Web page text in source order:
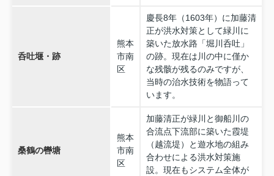
呑吐堰・跡
熊本
市南
区
慶長8年（1603年）に加藤清
正が洪水対策として緑川に
築いた放水路「堀川呑吐」
の跡。現在は川の中に僅か
な残骸が残るのみですが、
当時の治水技術を物語って
います。
桑鶴の轡塘
熊本
市南
区
加藤清正が緑川と御船川の
合流点下流部に築いた霞堤
（越流堤）と遊水地の組み
合わせによる洪水対策施
設。現在もシステム全体が